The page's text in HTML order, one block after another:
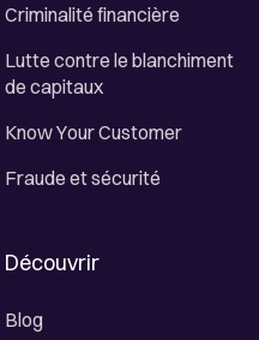
Criminalité financière
Lutte contre le blanchiment
de capitaux
Know Your Customer
Fraude et sécurité
Découvrir
Blog